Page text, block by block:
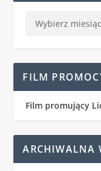
FILM
Film promujący
ARCHIWALNA